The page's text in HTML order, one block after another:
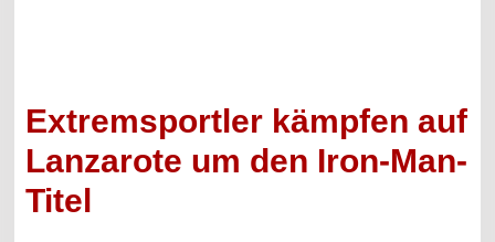
Extremsportler kämpfen auf
Lanzarote um den Iron-Man-
Titel